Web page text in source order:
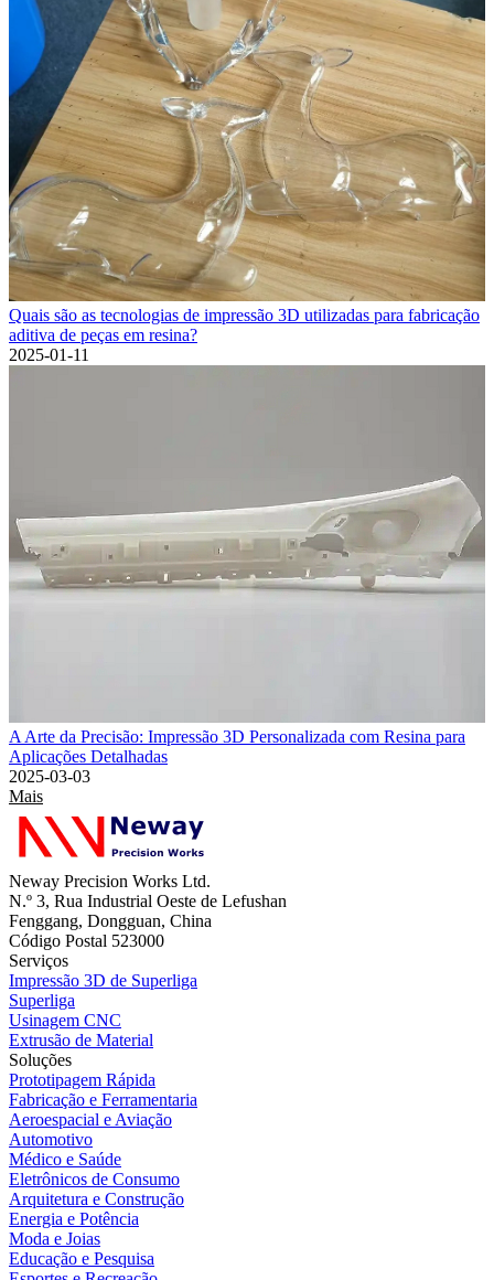
Quais são as tecnologias de impressão 3D utilizadas para fabricação
aditiva de peças em resina?
2025-01-11
A Arte da Precisão: Impressão 3D Personalizada com Resina para
Aplicações Detalhadas
2025-03-03
Mais
Neway Precision Works Ltd.
N.º 3, Rua Industrial Oeste de Lefushan
Fenggang, Dongguan, China
Código Postal 523000
Serviços
Impressão 3D de Superliga
Superliga
Usinagem CNC
Extrusão de Material
Soluções
Prototipagem Rápida
Fabricação e Ferramentaria
Aeroespacial e Aviação
Automotivo
Médico e Saúde
Eletrônicos de Consumo
Arquitetura e Construção
Energia e Potência
Moda e Joias
Educação e Pesquisa